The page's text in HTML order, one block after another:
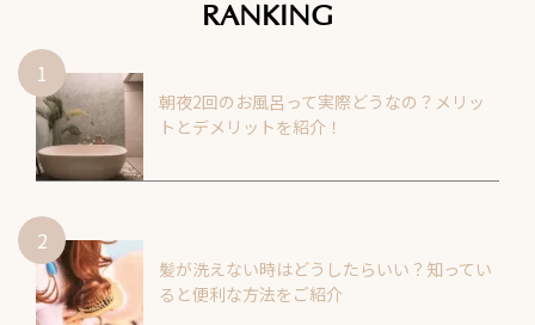
RANKING
朝夜2回のお風呂って実際どうなの？メリッ
トとデメリットを紹介！
髪が洗えない時はどうしたらいい？知ってい
ると便利な方法をご紹介